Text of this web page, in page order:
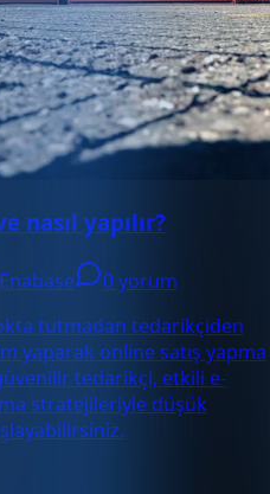
nasıl yapılır?
Enabase
0 yorum
tutmadan tedarikçiden
yaparak online satış yapma
tedarikçi, etkili e-
stratejileriyle düşük